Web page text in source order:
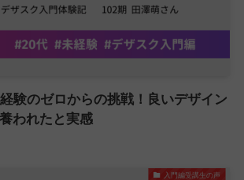
験のゼロからの挑戦！良いデザイン
われたと実感
入門編受講生の声